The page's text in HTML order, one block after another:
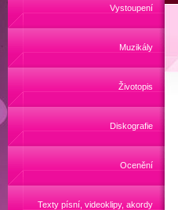
Vystoupení
Muzikály
Životopis
Diskografie
Ocenění
Texty písní, videoklipy, akordy